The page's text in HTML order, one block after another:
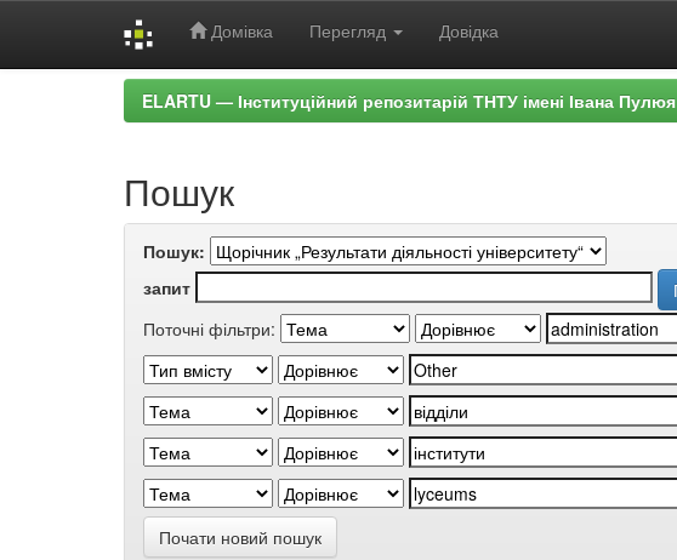
Домівка Перегляд Довідка
ELARTU — Інституційний репозитарій ТНТУ імені Івана Пулюя
Пошук
Пошук:
запит
Поточні фільтри:
Почати новий пошук